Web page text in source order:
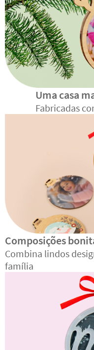
Uma casa
Fabricadas
Composições
Combina lindos
família